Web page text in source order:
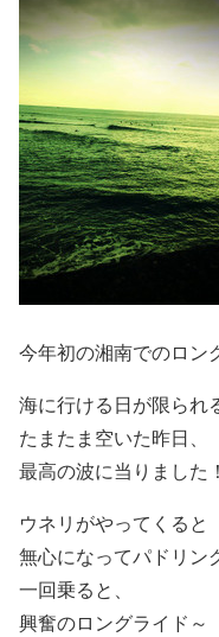
今年初の湘南でのロン
海に行ける日が限られ
たまたま空いた昨日、
最高の波に当りました！
ウネリがやってくると
無心になってパドリン
一回乗ると、
興奮のロングライド～